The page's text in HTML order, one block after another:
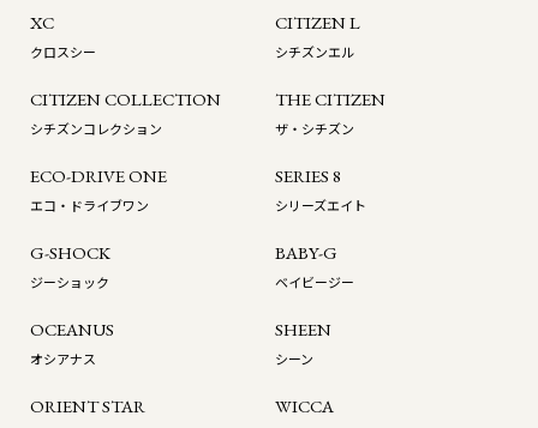
XC
クロスシー
CITIZEN L
シチズンエル
CITIZEN COLLECTION
シチズンコレクション
THE CITIZEN
ザ・シチズン
ECO-DRIVE ONE
エコ・ドライブワン
SERIES 8
シリーズエイト
G-SHOCK
ジーショック
BABY-G
ベイビージー
OCEANUS
オシアナス
SHEEN
シーン
ORIENT STAR WICCA